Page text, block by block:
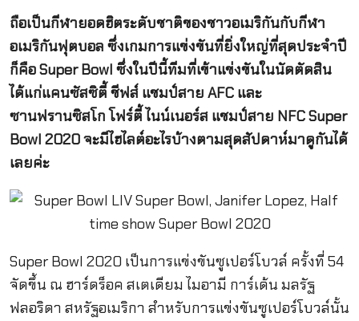
ถือเป็นกีฬายอดฮิตระดับชาติของชาวอเมริกันกับกีฬา
อเมริกันฟุตบอล ซึ่งเกมการแข่งขันที่ยิ่งใหญ่ที่สุดประจำปี
ก็คือ Super Bowl ซึ่งในปีนี้ทีมที่เข้าแข่งขันในนัดตัดสิน
ได้แก่แคนซัสซิตี้ ชีฟส์ แชมป์สาย AFC และ
ซานฟรานซิสโก โฟร์ตี้ ไนน์เนอร์ส แชมป์สาย NFC Super
Bowl 2020 จะมีไฮไลต์อะไรบ้างตามสุดสัปดาห์มาดูกันได้
เลยค่ะ
Super Bowl 2020 เป็นการแข่งขันซูเปอร์โบวล์ ครั้งที่ 54
จัดขึ้น ณ ฮาร์ดร็อค สเตเดียม ไมอามี การ์เด้น มลรัฐ
ฟลอริดา สหรัฐอเมริกา สำหรับการแข่งขันซูเปอร์โบวล์นั้น